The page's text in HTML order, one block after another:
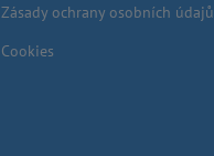
Zásady ochrany osobních údajů
Cookies